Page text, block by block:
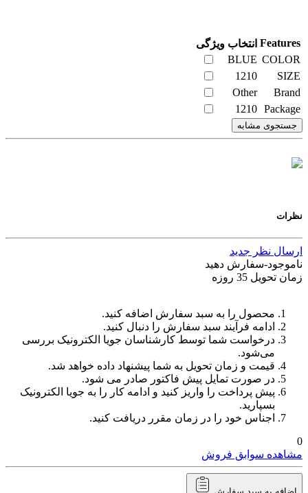
Features انتخاب ویژگی
COLOR
BLUE
SIZE
1210
Brand
Other
Package
1210
جستجوی مشابه
نظرات
ارسال نظر جدید
ناموجود-سفارش دهید
زمان تحویل 35 روزه
محصول را به سبد سفارش اضافه کنید.
ادامه فرآیند سبد سفارش را دنبال کنید.
درخواست شما توسط کارشناسان جویا الکترونیک بررسی
می‌شود.
قیمت و زمان تحویل به شما پیشنهاد داده خواهد شد.
در صورت تمایل پیش فاکتور صادر می شود.
پیش پرداخت را واریز کنید و ادامه کار را به جویا الکترونیک
بسپارید.
اجناس خود را در زمان مقرر دریافت کنید.
0
مشاهده سوابق فروش